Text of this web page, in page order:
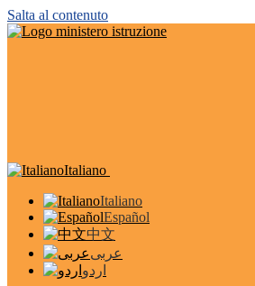
Salta al contenuto
Italiano
Italiano
Español
中文
عربى
اردو